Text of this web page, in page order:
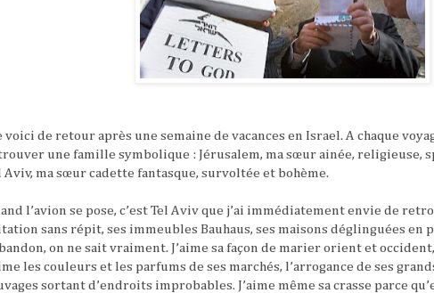
voici de retour après une semaine de vacances en Israel. A chaque
une famille symbolique : Jérusalem, ma sœur ainée, religieuse,
Aviv, ma sœur cadette fantasque, survoltée et bohème.
l’avion se pose, c’est Tel Aviv que j’ai immédiatement envie de
sans répit, ses immeubles Bauhaus, ses maisons déglinguées en
on ne sait vraiment. J’aime sa façon de marier orient et
les couleurs et les parfums de ses marchés, l’arrogance de ses
sortant d’endroits improbables. J’aime même sa crasse parce